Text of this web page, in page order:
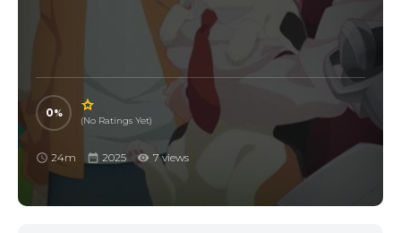
0
(No Ratings Yet)
24m 2025 7 views